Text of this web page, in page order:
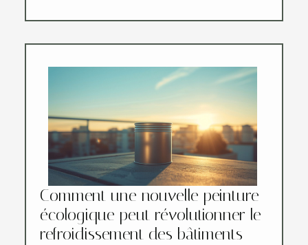
Comment une nouvelle peinture
écologique peut révolutionner le
refroidissement des bâtiments